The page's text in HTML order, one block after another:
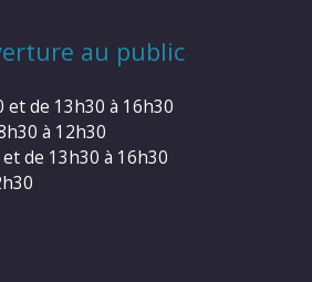
au public
et de 13h30 à 16h30
à 12h30
de 13h30 à 16h30